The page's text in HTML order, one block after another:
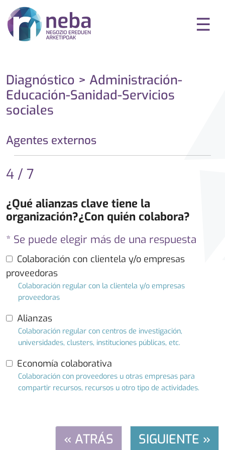
☰
Diagnóstico > Administración-
Educación-Sanidad-Servicios
sociales
Agentes externos
4 / 7
¿Qué alianzas clave tiene la
organización?¿Con quién colabora?
* Se puede elegir más de una respuesta
Colaboración con clientela y/o empresas
proveedoras
Colaboración regular con la clientela y/o empresas
proveedoras
Alianzas
Colaboración regular con centros de investigación,
universidades, clusters, instituciones públicas, etc.
Economía colaborativa
Colaboración con proveedores u otras empresas para
compartir recursos, recursos u otro tipo de actividades.
« ATRÁS SIGUIENTE »